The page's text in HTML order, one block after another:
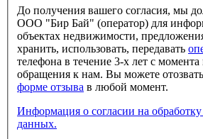
До получения вашего согласия, мы
ООО "Бир Бай" (оператор) для
объектах недвижимости,
хранить, использовать, передавать
телефона в течение 3-х лет с
обращения к нам. Вы можете
форме отзыва
в любой момент.
Информация о согласии на обработку персональных
данных.